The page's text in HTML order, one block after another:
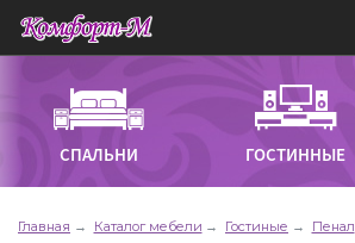
СПАЛЬНИ ГОСТИННЫЕ
Главная Каталог мебели Гостиные Пенал